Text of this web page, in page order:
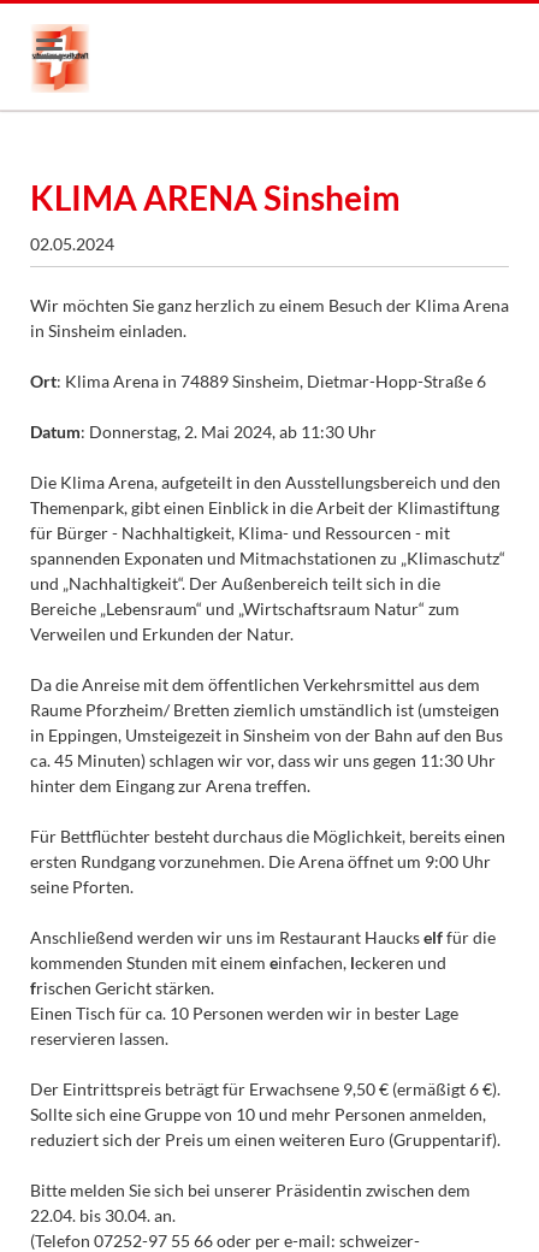
KLIMA ARENA Sinsheim
02.05.2024
Wir möchten Sie ganz herzlich zu einem Besuch der Klima Arena
in Sinsheim einladen.
Ort: Klima Arena in 74889 Sinsheim, Dietmar-Hopp-Straße 6
Datum: Donnerstag, 2. Mai 2024, ab 11:30 Uhr
Die Klima Arena, aufgeteilt in den Ausstellungsbereich und den
Themenpark, gibt einen Einblick in die Arbeit der Klimastiftung
für Bürger - Nachhaltigkeit, Klima- und Ressourcen - mit
spannenden Exponaten und Mitmachstationen zu „Klimaschutz“
und „Nachhaltigkeit“. Der Außenbereich teilt sich in die
Bereiche „Lebensraum“ und „Wirtschaftsraum Natur“ zum
Verweilen und Erkunden der Natur.
Da die Anreise mit dem öffentlichen Verkehrsmittel aus dem
Raume Pforzheim/ Bretten ziemlich umständlich ist (umsteigen
in Eppingen, Umsteigezeit in Sinsheim von der Bahn auf den Bus
ca. 45 Minuten) schlagen wir vor, dass wir uns gegen 11:30 Uhr
hinter dem Eingang zur Arena treffen.
Für Bettflüchter besteht durchaus die Möglichkeit, bereits einen
ersten Rundgang vorzunehmen. Die Arena öffnet um 9:00 Uhr
seine Pforten.
Anschließend werden wir uns im Restaurant Hauckselffür die
kommenden Stunden mit einem einfachen, leckeren und
frischen Gericht stärken.
Einen Tisch für ca. 10 Personen werden wir in bester Lage
reservieren lassen.
Der Eintrittspreis beträgt für Erwachsene 9,50 € (ermäßigt 6 €).
Sollte sich eine Gruppe von 10 und mehr Personen anmelden,
reduziert sich der Preis um einen weiteren Euro (Gruppentarif).
Bitte melden Sie sich bei unserer Präsidentin zwischen dem
22.04. bis 30.04. an.
(Telefon 07252-97 55 66 oder per e-mail: schweizer-